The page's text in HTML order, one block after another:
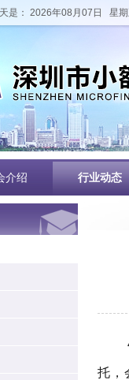
是： 2026年08月07日 星
介绍 行业动态
托，